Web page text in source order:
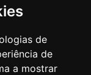
de
de
a mostrar